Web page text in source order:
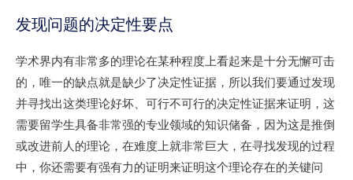
发现问题的决定性要点
学术界内有非常多的理论在某种程度上看起来是十分无懈可击
的，唯一的缺点就是缺少了决定性证据，所以我们要通过发现
并寻找出这类理论好坏、可行不可行的决定性证据来证明，这
需要留学生具备非常强的专业领域的知识储备，因为这是推倒
或改进前人的理论，在难度上就非常巨大，在寻找发现的过程
中，你还需要有强有力的证明来证明这个理论存在的关键问